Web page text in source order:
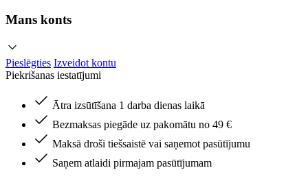
Mans konts
Pieslēgties Izveidot kontu
Piekrišanas iestatījumi
Ātra izsūtīšana 1 darba dienas laikā
Bezmaksas piegāde uz pakomātu no 49 €
Maksā droši tiešsaistē vai saņemot pasūtījumu
Saņem atlaidi pirmajam pasūtījumam